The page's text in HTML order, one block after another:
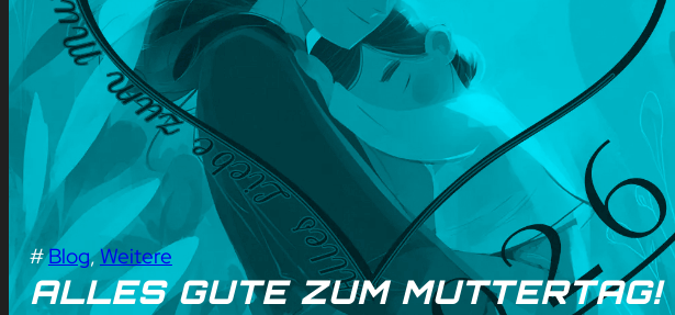
#Blog, Weitere
ALLES GUTE ZUM MUTTERTAG!